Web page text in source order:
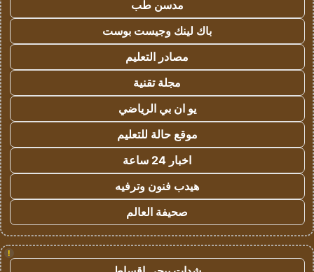
مدسن طب
باك لينك وجيست بوست
مصادر التعليم
مجلة تقنية
يو ان بي الرياضي
موقع حالة للتعليم
اخبار 24 ساعة
هيدب فنون وترفيه
صحيفة العالم
!